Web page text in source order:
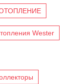
Wester